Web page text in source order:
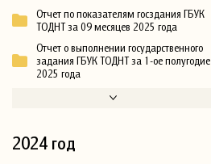
Отчет по показателям госздания ГБУК
ТОДНТ за 09 месяцев 2025 года
Отчет о выполнении государственного
задания ГБУК ТОДНТ за 1-ое полугодие
2025 года
2024 год